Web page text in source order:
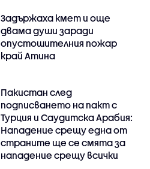
Задържаха кмет и още
двама души заради
опустошителния пожар
край Атина
Пакистан след
подписването на пакт с
Турция и Саудитска Арабия:
Нападение срещу една от
страните ще се смята за
нападение срещу всички